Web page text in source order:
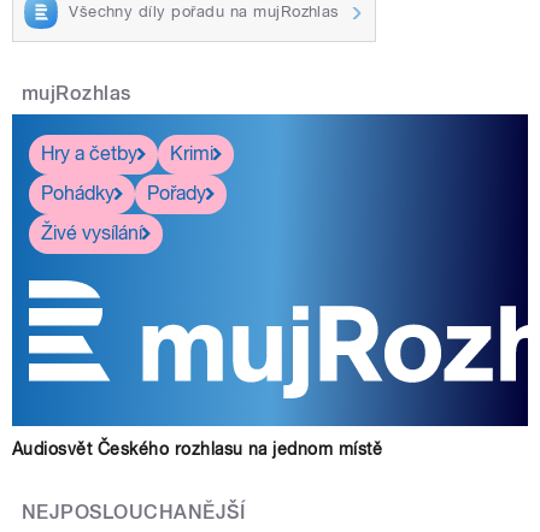
Všechny díly pořadu na mujRozhlas
mujRozhlas
Hry a četby
Krimi
Pohádky
Pořady
Živé vysílání
Audiosvět Českého rozhlasu na jednom místě
NEJPOSLOUCHANĚJŠÍ